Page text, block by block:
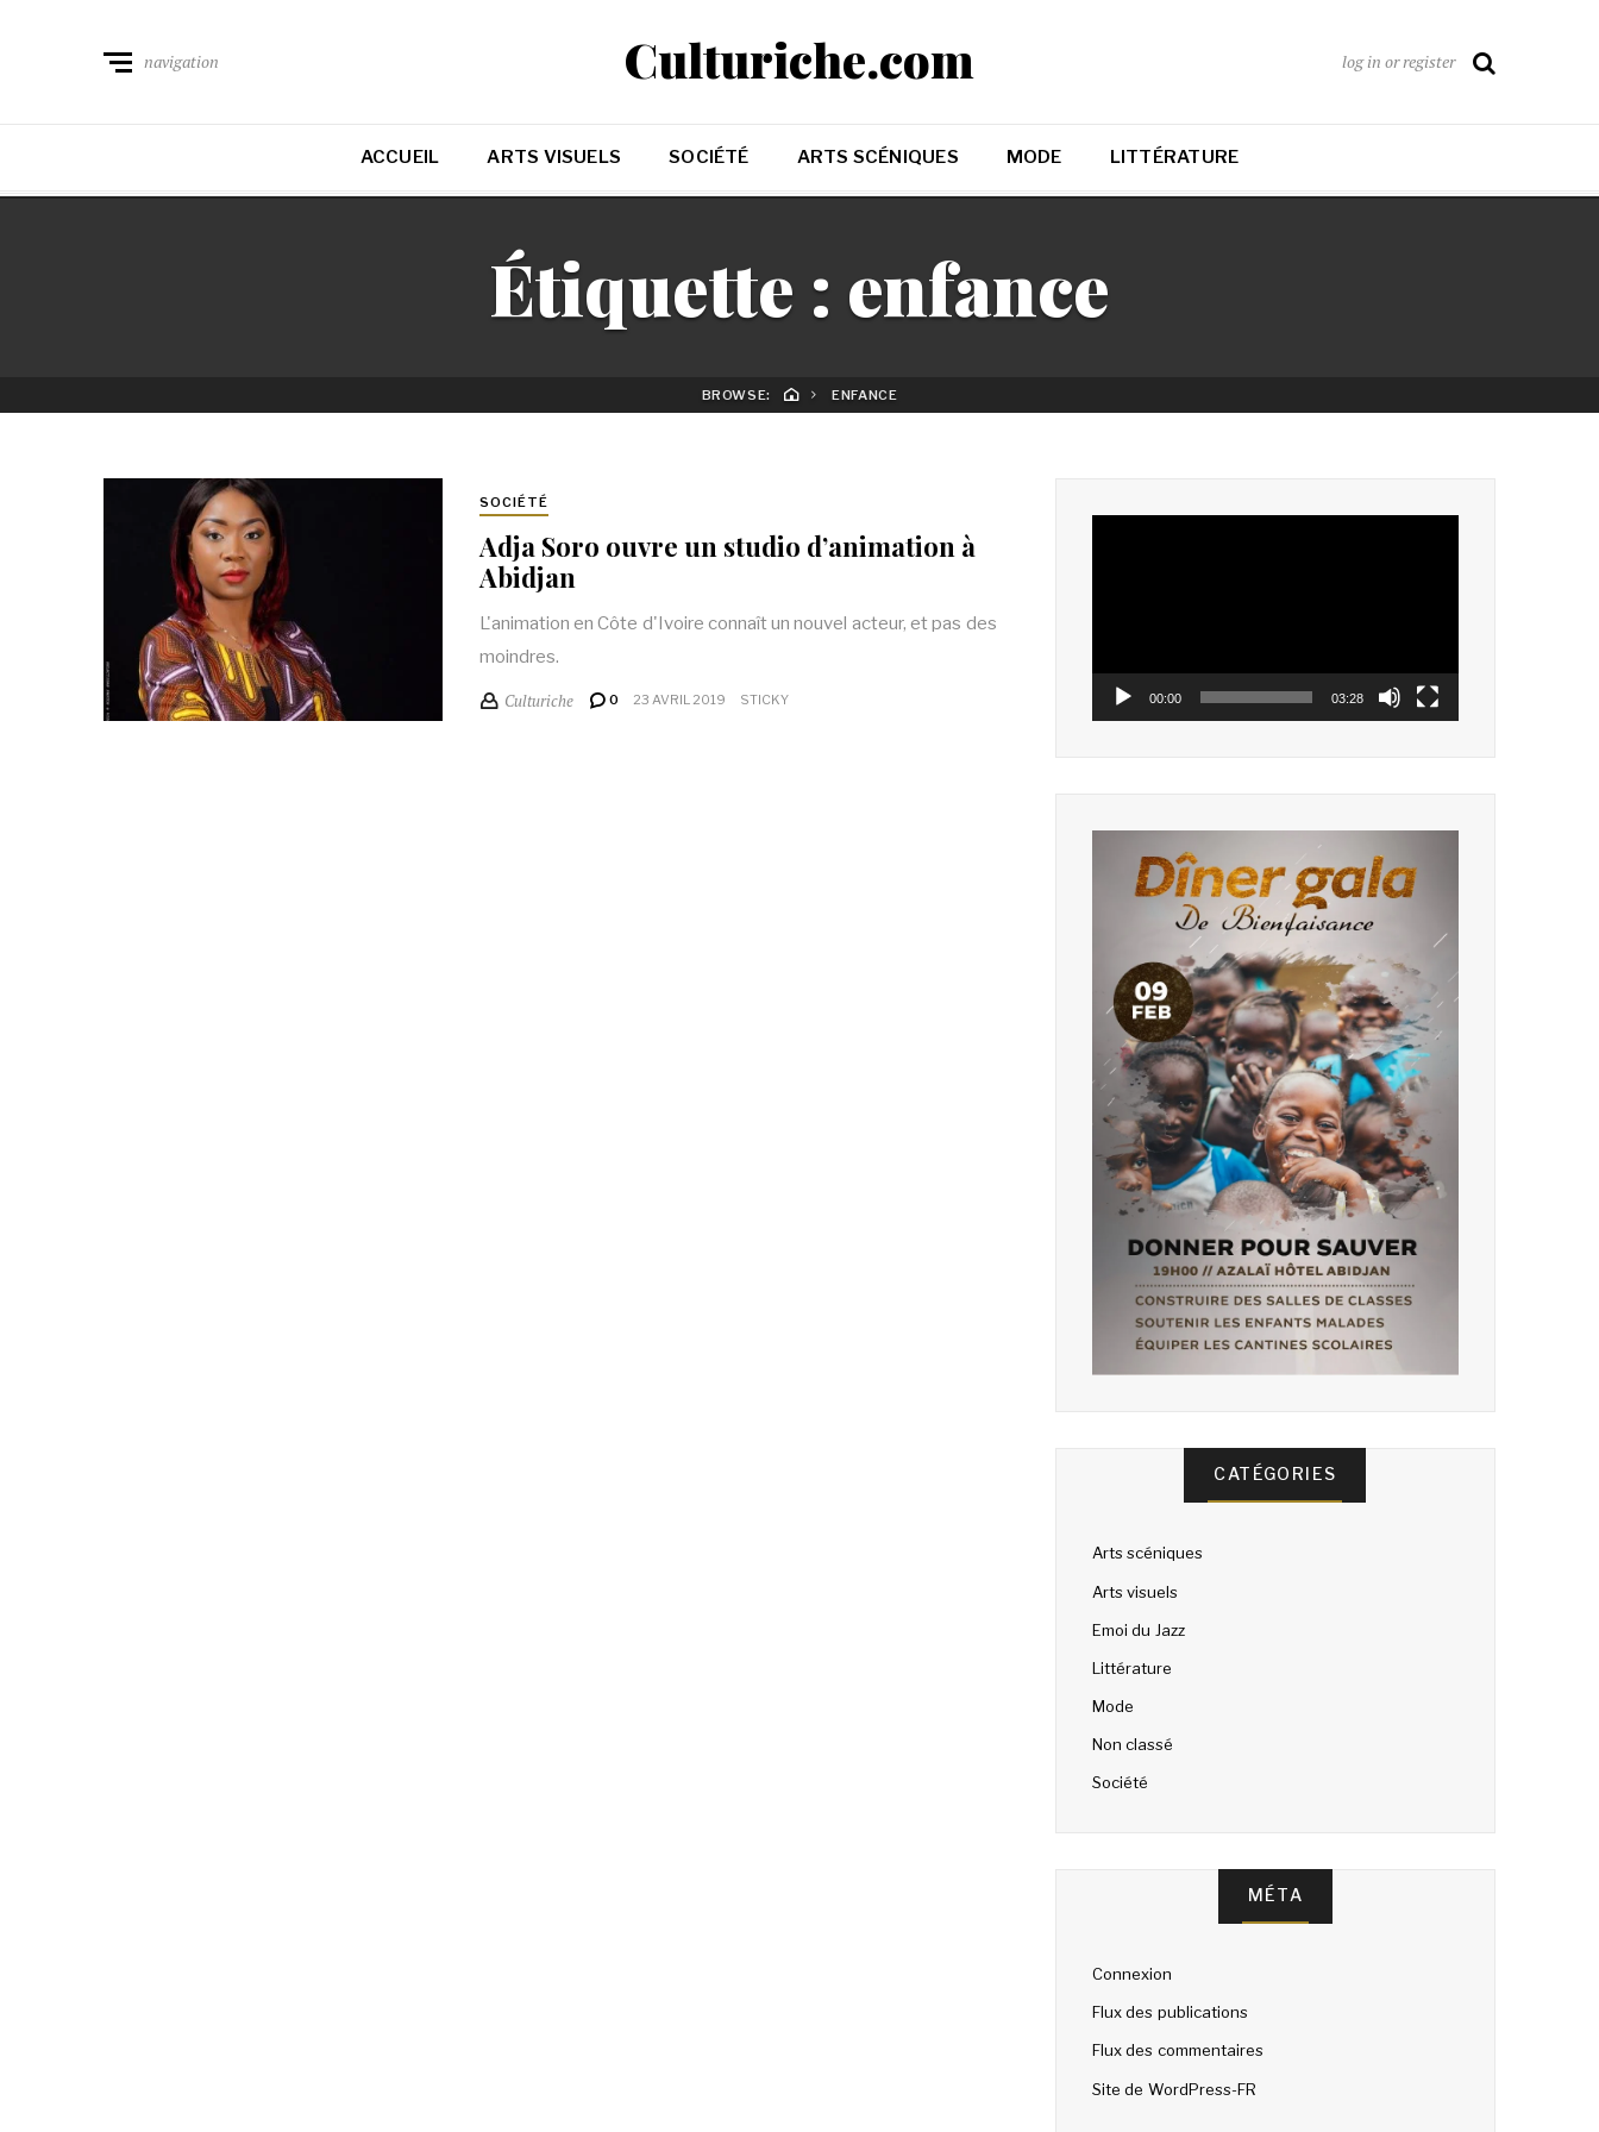
Culturiche.com
navigation log in or register
ACCUEIL ARTS VISUELS SOCIÉTÉ ARTS SCÉNIQUES MODE LITTÉRATURE
Étiquette : enfance
BROWSE: ENFANCE
SOCIÉTÉ
Adja Soro ouvre un studio d’animation à
Abidjan
L'animation en Côte d'Ivoire connaît un nouvel acteur, et pas des
moindres.
Culturiche 0 23 AVRIL 2019 STICKY 00:00 03:28
CATÉGORIES
Arts scéniques
Arts visuels
Emoi du Jazz
Littérature
Mode
Non classé
Société
MÉTA
Connexion
Flux des publications
Flux des commentaires
Site de WordPress-FR